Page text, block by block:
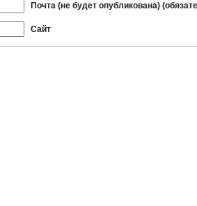
Почта (не будет опубликована)
Сайт